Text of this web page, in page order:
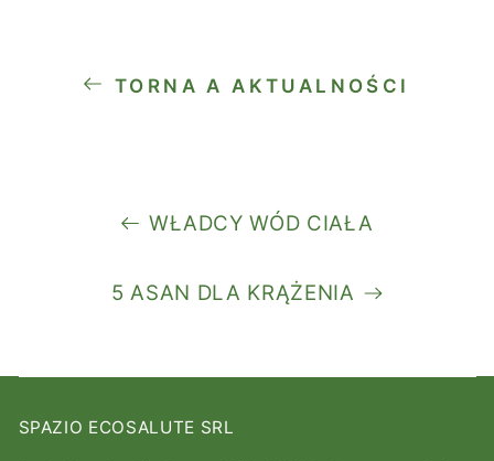
TORNA A AKTUALNOŚCI
WŁADCY WÓD CIAŁA
5 ASAN DLA KRĄŻENIA
SPAZIO ECOSALUTE SRL